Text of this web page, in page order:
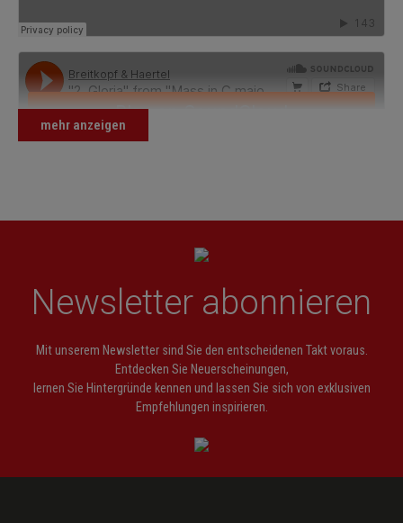
mehr anzeigen
Newsletter abonnieren
Mit unserem Newsletter sind Sie den entscheidenen Takt voraus.
Entdecken Sie Neuerscheinungen,
lernen Sie Hintergründe kennen und lassen Sie sich von exklusiven
Empfehlungen inspirieren.